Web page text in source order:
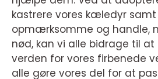
kastrere vores kæledyr
opmærksomme og handle,
nød, kan vi alle bidrage til at
verden for vores firbenede
alle gøre vores del for at